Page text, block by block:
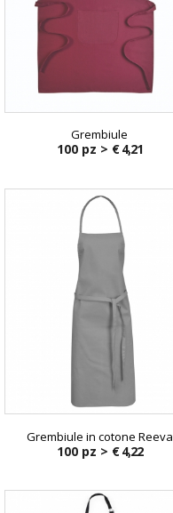
Grembiule
100 pz > € 4,21
Grembiule in cotone Reeva
100 pz > € 4,22